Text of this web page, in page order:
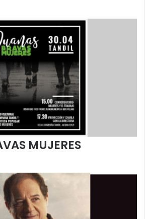
MUJERES